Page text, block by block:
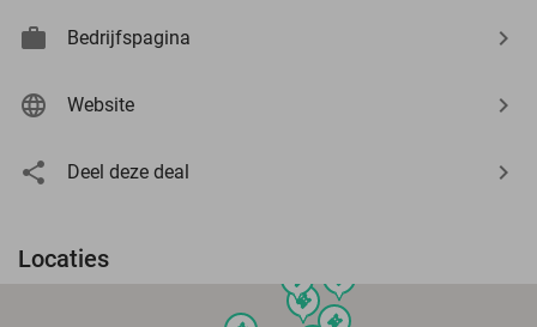
Bedrijfspagina
Website
Deel deze deal
Locaties
events
events